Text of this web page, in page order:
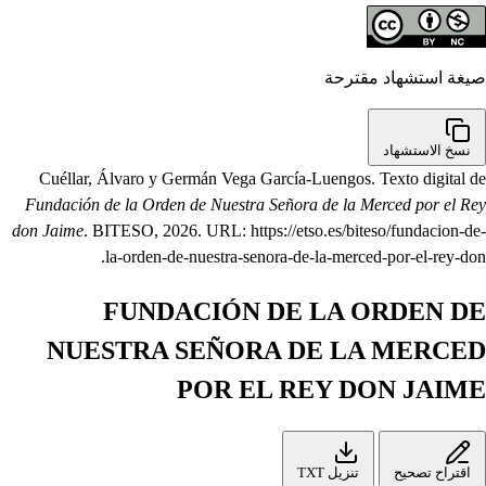
صيغة استشهاد مقترحة
نسخ الاستشهاد
Cuéllar, Álvaro y Germán Vega García-Luengos. Texto digital de
Fundación de la Orden de Nuestra Señora de la Merced por el Rey
don Jaime. BITESO, 2026. URL: https://etso.es/biteso/fundacion-de-
la-orden-de-nuestra-senora-de-la-merced-por-el-rey-don.
FUNDACIÓN DE LA ORDEN DE
NUESTRA SEÑORA DE LA MERCED
POR EL REY DON JAIME
اقتراح تصحيح تنزيل TXT